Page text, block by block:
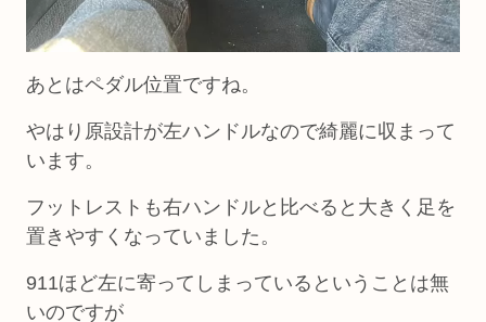
あとはペダル位置ですね。
やはり原設計が左ハンドルなので綺麗に収まって
います。
フットレストも右ハンドルと比べると大きく足を
置きやすくなっていました。
911ほど左に寄ってしまっているということは無
いのですが